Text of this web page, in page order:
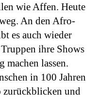
wie Af­fen. Heute
An den Afro-
es auch wieder
ihre Shows
lassen.
in 100 Jahren
zurückblicken und